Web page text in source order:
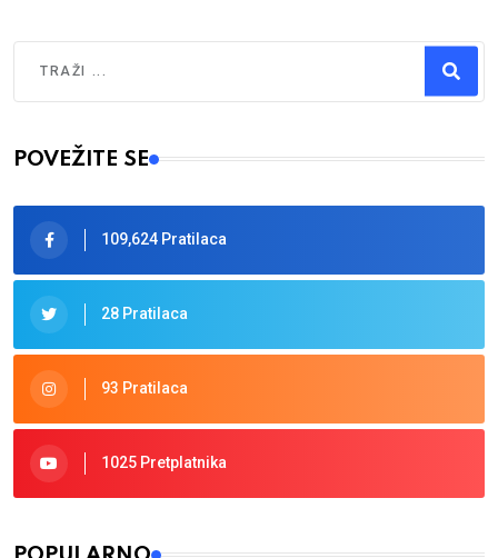
Type 2 or more characters for results.
POVEŽITE SE
109,624 Pratilaca
28 Pratilaca
93 Pratilaca
1025 Pretplatnika